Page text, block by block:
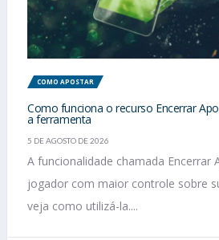
COMO APOSTAR
Como funciona o recurso Encerrar
a ferramenta
5 DE AGOSTO DE 2026
A funcionalidade chamada Encerrar
jogador com maior controle sobre
veja como utilizá-la....